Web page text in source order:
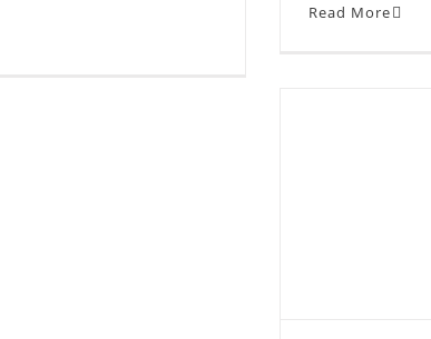
Read More